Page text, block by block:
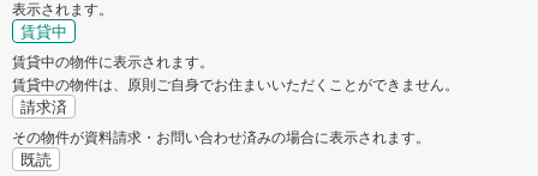
表示されます。
賃貸中
賃貸中の物件に表示されます。
賃貸中の物件は、原則ご自身でお住まいいただくことができません。
請求済
その物件が資料請求・お問い合わせ済みの場合に表示されます。
既読